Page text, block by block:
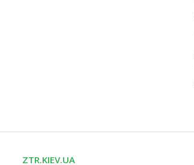
ZTR.KIEV.UA